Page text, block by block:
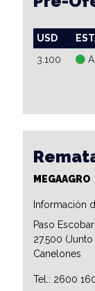
USD
3.100
MEGAAGRO
Información
Paso
27.500
Canelones
Tel.: 2600